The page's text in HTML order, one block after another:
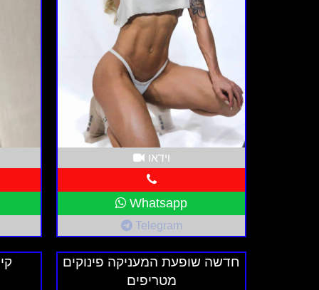
סיכום
דירות דיסקרטיות לשירותי ליווי בישראל
משלימים, ומאפשרות חוויה נעימה
דיסקרטית לשירותי ליווי? בדוק את
צור קשר עוד היום!
וידאו
Whatsapp
Telegram
חדשה שופעת המעניקה פינוקים
מטריפים